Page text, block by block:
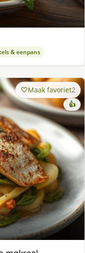
& eenpans
Maak favoriet2
👍